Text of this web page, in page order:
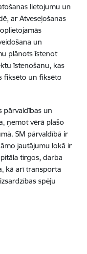
lietojumu un
ar Atveseļošanas
un
plānots īstenot
īstenošanu, kas
fiksēto un fiksēto
pārvaldības un
ņemot vērā plašo
SM pārvaldībā ir
jautājumu lokā ir
tirgos, darba
kā arī transporta
spēju